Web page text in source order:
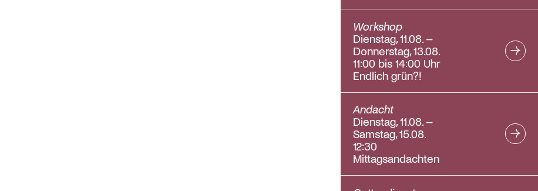
Workshop
Dienstag, 11.08. –
Donnerstag, 13.08.
11:00 bis 14:00 Uhr
Endlich grün?!
Andacht
Dienstag, 11.08. –
Samstag, 15.08.
12:30
Mittagsandachten